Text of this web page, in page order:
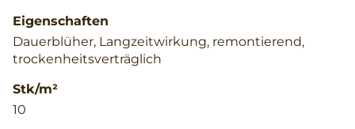
Eigenschaften
Dauerblüher, Langzeitwirkung, remontierend,
trockenheitsverträglich
Stk/m²
10